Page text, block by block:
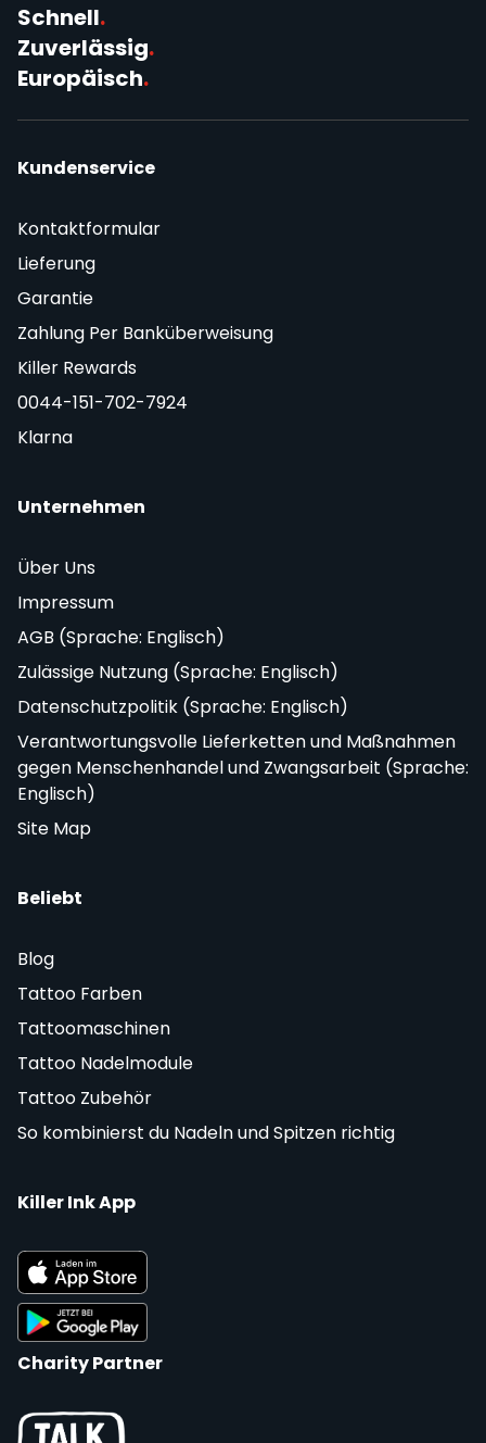
Schnell.
Zuverlässig.
Europäisch.
Kundenservice
Kontaktformular
Lieferung
Garantie
Zahlung Per Banküberweisung
Killer Rewards
0044-151-702-7924
Klarna
Unternehmen
Über Uns
Impressum
AGB (Sprache: Englisch)
Zulässige Nutzung (Sprache: Englisch)
Datenschutzpolitik (Sprache: Englisch)
Verantwortungsvolle Lieferketten und Maßnahmen
gegen Menschenhandel und Zwangsarbeit (Sprache:
Englisch)
Site Map
Beliebt
Blog
Tattoo Farben
Tattoomaschinen
Tattoo Nadelmodule
Tattoo Zubehör
So kombinierst du Nadeln und Spitzen richtig
Killer Ink App
Charity Partner